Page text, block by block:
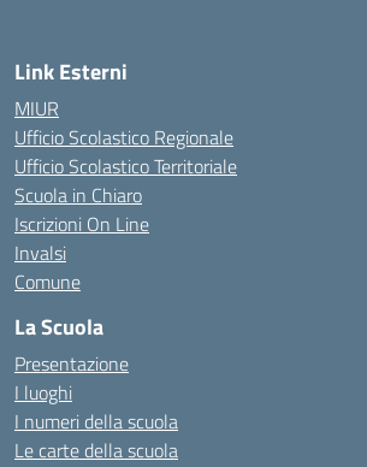
Link Esterni
MIUR
Ufficio Scolastico Regionale
Ufficio Scolastico Territoriale
Scuola in Chiaro
Iscrizioni On Line
Invalsi
Comune
La Scuola
Presentazione
I luoghi
I numeri della scuola
Le carte della scuola